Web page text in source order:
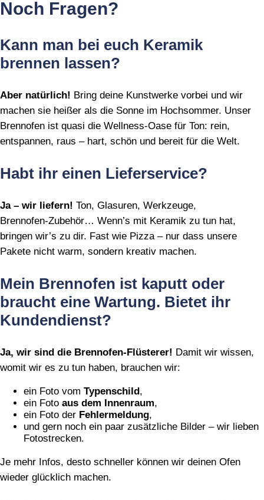
Noch Fragen?
Kann man bei euch Keramik
brennen lassen?
Aber natürlich! Bring deine Kunstwerke vorbei und wir
machen sie heißer als die Sonne im Hochsommer. Unser
Brennofen ist quasi die Wellness‑Oase für Ton: rein,
entspannen, raus – hart, schön und bereit für die Welt.
Habt ihr einen Lieferservice?
Ja – wir liefern! Ton, Glasuren, Werkzeuge,
Brennofen‑Zubehör… Wenn’s mit Keramik zu tun hat,
bringen wir’s zu dir. Fast wie Pizza – nur dass unsere
Pakete nicht warm, sondern kreativ machen.
Mein Brennofen ist kaputt oder
braucht eine Wartung. Bietet ihr
Kundendienst?
Ja, wir sind die Brennofen‑Flüsterer! Damit wir wissen,
womit wir es zu tun haben, brauchen wir:
ein Foto vom Typenschild ,
ein Foto aus dem Innenraum,
ein Foto der Fehlermeldung,
und gern noch ein paar zusätzliche Bilder – wir lieben
Fotostrecken.
Je mehr Infos, desto schneller können wir deinen Ofen
wieder glücklich machen.